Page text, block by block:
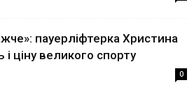
пауерліфтерка Христина
ціну великого спорту
0